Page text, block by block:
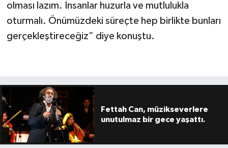
olması lazım. İnsanlar huzurla ve mutlulukla
oturmalı. Önümüzdeki süreçte hep birlikte bunları
gerçekleştireceğiz” diye konuştu.
Fettah Can, müzikseverlere
unutulmaz bir gece yaşattı.